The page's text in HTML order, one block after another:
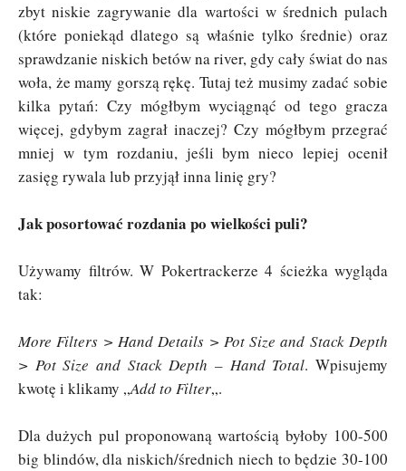
zbyt niskie zagrywanie dla wartości w średnich pulach
(które poniekąd dlatego są właśnie tylko średnie) oraz
sprawdzanie niskich betów na river, gdy cały świat do nas
woła, że mamy gorszą rękę. Tutaj też musimy zadać sobie
kilka pytań: Czy mógłbym wyciągnąć od tego gracza
więcej, gdybym zagrał inaczej? Czy mógłbym przegrać
mniej w tym rozdaniu, jeśli bym nieco lepiej ocenił
zasięg rywala lub przyjął inna linię gry?
Jak posortować rozdania po wielkości puli?
Używamy filtrów. W Pokertrackerze 4 ścieżka wygląda
tak:
More Filters > Hand Details > Pot Size and Stack Depth
> Pot Size and Stack Depth – Hand Total. Wpisujemy
kwotę i klikamy „Add to Filter„.
Dla dużych pul proponowaną wartością byłoby 100-500
big blindów, dla niskich/średnich niech to będzie 30-100